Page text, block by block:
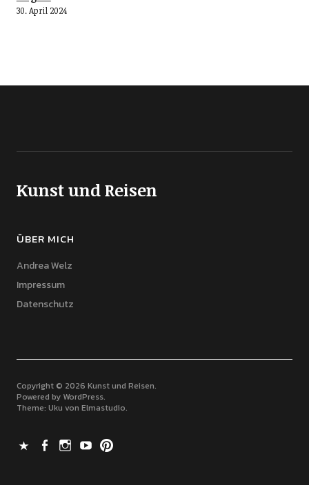
30. April 2024
Kunst und Reisen
ÜBER MICH
Andrea Welz
Impressum
Datenschutz
Copyright © 2026 Kunst und Reisen
Powered by WordPress
Theme: Uku von Elmastudio